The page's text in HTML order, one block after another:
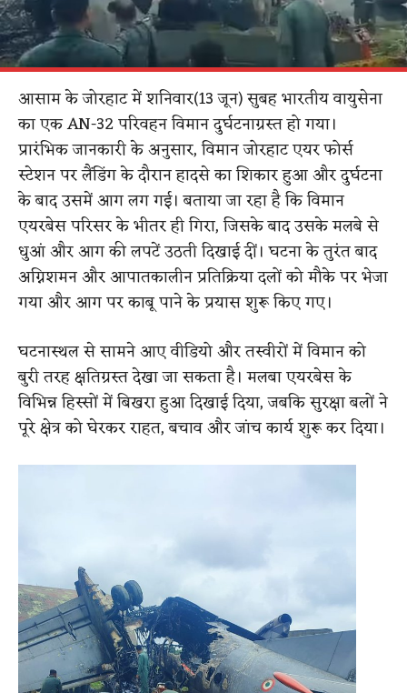
आसाम के जोरहाट में शनिवार(13 जून) सुबह भारतीय वायुसेना
का एक AN-32 परिवहन विमान दुर्घटनाग्रस्त हो गया।
प्रारंभिक जानकारी के अनुसार, विमान जोरहाट एयर फोर्स
स्टेशन पर लैंडिंग के दौरान हादसे का शिकार हुआ और दुर्घटना
के बाद उसमें आग लग गई। बताया जा रहा है कि विमान
एयरबेस परिसर के भीतर ही गिरा, जिसके बाद उसके मलबे से
धुआं और आग की लपटें उठती दिखाई दीं। घटना के तुरंत बाद
अग्निशमन और आपातकालीन प्रतिक्रिया दलों को मौके पर भेजा
गया और आग पर काबू पाने के प्रयास शुरू किए गए।
घटनास्थल से सामने आए वीडियो और तस्वीरों में विमान को
बुरी तरह क्षतिग्रस्त देखा जा सकता है। मलबा एयरबेस के
विभिन्न हिस्सों में बिखरा हुआ दिखाई दिया, जबकि सुरक्षा बलों ने
पूरे क्षेत्र को घेरकर राहत, बचाव और जांच कार्य शुरू कर दिया।